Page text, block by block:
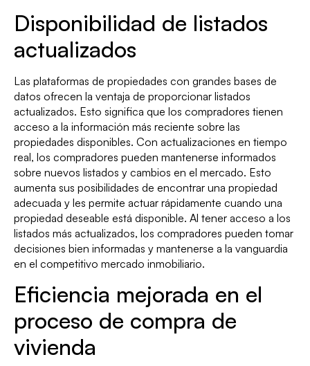
Disponibilidad de listados
actualizados
Las plataformas de propiedades con grandes bases de
datos ofrecen la ventaja de proporcionar listados
actualizados. Esto significa que los compradores tienen
acceso a la información más reciente sobre las
propiedades disponibles. Con actualizaciones en tiempo
real, los compradores pueden mantenerse informados
sobre nuevos listados y cambios en el mercado. Esto
aumenta sus posibilidades de encontrar una propiedad
adecuada y les permite actuar rápidamente cuando una
propiedad deseable está disponible. Al tener acceso a los
listados más actualizados, los compradores pueden tomar
decisiones bien informadas y mantenerse a la vanguardia
en el competitivo mercado inmobiliario.
Eficiencia mejorada en el
proceso de compra de
vivienda